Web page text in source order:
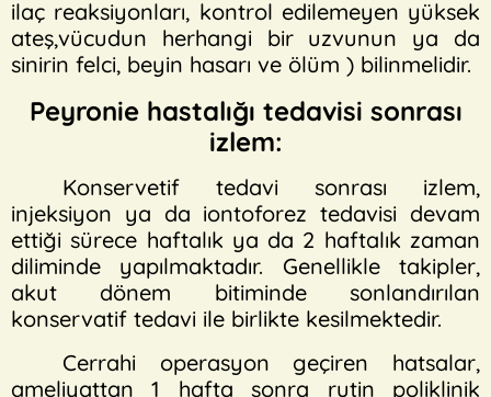
ilaç reaksiyonları, kontrol edilemeyen yüksek
ateş,vücudun herhangi bir uzvunun ya da
sinirin felci, beyin hasarı ve ölüm ) bilinmelidir.
Peyronie hastalığı tedavisi sonrası
izlem:
Konservetif tedavi sonrası izlem,
injeksiyon ya da iontoforez tedavisi devam
ettiği sürece haftalık ya da 2 haftalık zaman
diliminde yapılmaktadır. Genellikle takipler,
akut dönem bitiminde sonlandırılan
konservatif tedavi ile birlikte kesilmektedir.
Cerrahi operasyon geçiren hatsalar,
ameliyattan 1 hafta sonra rutin poliklinik